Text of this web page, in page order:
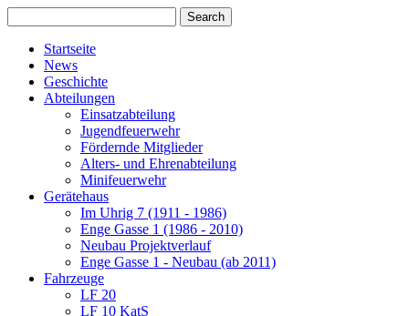
Startseite
News
Geschichte
Abteilungen
Einsatzabteilung
Jugendfeuerwehr
Fördernde Mitglieder
Alters- und Ehrenabteilung
Minifeuerwehr
Gerätehaus
Im Uhrig 7 (1911 - 1986)
Enge Gasse 1 (1986 - 2010)
Neubau Projektverlauf
Enge Gasse 1 - Neubau (ab 2011)
Fahrzeuge
LF 20
LF 10 KatS